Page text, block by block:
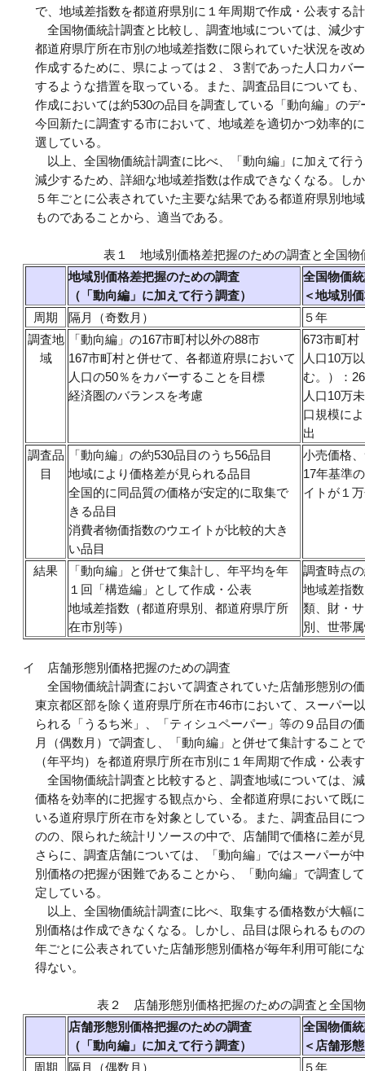
で、地域差指数を都道府県別に１年周期で作成・公表する
全国物価統計調査と比較し、調査地域については、減少
都道府県庁所在市別の地域差指数に限られていた状況を改
作成するために、県によっては２、３割であった人口カバ
するような措置を取っている。また、調査品目についても
作成においては約530の品目を調査している「動向編」の
今回新たに調査する市において、地域差を適切かつ効率的
選している。
以上、全国物価統計調査に比べ、「動向編」に加えて行
減少するため、詳細な地域差指数は作成できなくなる。し
５年ごとに公表されていた主要な結果である都道府県別地
ものであることから、適当である。
表１ 地域別価格差把握のための調査と全国物
地域別価格差把握のための調査
（「動向編」に加えて行う調査）
全国物価
＜地域別
周期
隔月（奇数月）
５年
調査地
域
「動向編」の167市町村以外の88市
167市町村と併せて、各都道府県において
人口の50％をカバーすることを目標
経済圏のバランスを考慮
673市町村
人口10万
む。）：
人口10万
口規模に
出
調査品
目
「動向編」の約530品目のうち56品目
地域により価格差が見られる品目
全国的に同品質の価格が安定的に取集で
きる品目
消費者物価指数のウエイトが比較的大き
い品目
小売価格
17年基準
イトが１
結果
「動向編」と併せて集計し、年平均を年
１回「構造編」として作成・公表
地域差指数（都道府県別、都道府県庁所
在市別等）
調査時点
地域差指
類、財・
別、世帯
イ
店舗形態別価格把握のための調査
全国物価統計調査において調査されていた店舗形態別の
東京都区部を除く道府県庁所在市46市において、スーパー
られる「うるち米」、「ティシュペーパー」等の９品目の
月（偶数月）で調査し、「動向編」と併せて集計すること
（年平均）を都道府県庁所在市別に１年周期で作成・公表
全国物価統計調査と比較すると、調査地域については、
価格を効率的に把握する観点から、全都道府県において既
いる道府県庁所在市を対象としている。また、調査品目に
のの、限られた統計リソースの中で、店舗間で価格に差が
さらに、調査店舗については、「動向編」ではスーパーが
別価格の把握が困難であることから、「動向編」で調査し
定している。
以上、全国物価統計調査に比べ、取集する価格数が大幅
別価格は作成できなくなる。しかし、品目は限られるもの
年ごとに公表されていた店舗形態別価格が毎年利用可能に
得ない。
表２ 店舗形態別価格把握のための調査と全国
店舗形態別価格把握のための調査
（「動向編」に加えて行う調査）
全国物価
＜店舗形
周期
隔月（偶数月） ５年